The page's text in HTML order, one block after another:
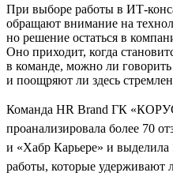
При выборе работы в ИТ-
обращают внимание на
но решение остаться в
Оно приходит, когда
в команде, можно ли
и поощряют ли здесь
Команда HR Brand ГК
проанализировала более 70
и «Хабр Карьере» и
работы, которые удерживают